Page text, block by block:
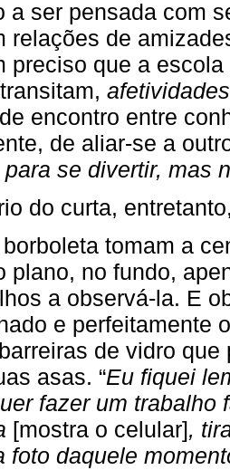
a ser pensada com
relações de
preciso que a
encontro entre
de aliar-se a
se divertir, mas
do curta,
tomam a
plano, no fundo,
a observá-la. E
e perfeitamente
de vidro
asas. “Eu fiquei
fazer um trabalho
[mostra o celular],
foto daquele